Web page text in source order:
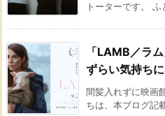
トーターです。
「LAMB／ラ
ずらい気持ち
間髪入れずに映画
ちは、本ブログ記